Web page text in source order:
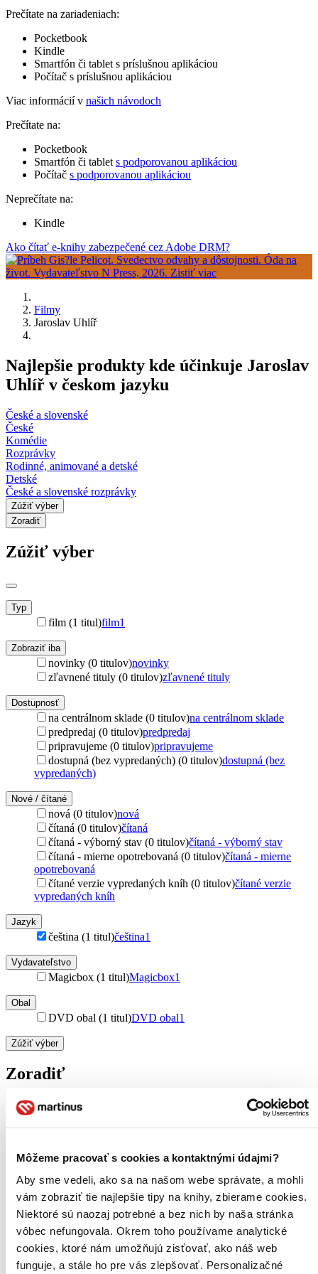
Môžeme pracovať s cookies a kontaktnými údajmi?
Aby sme vedeli, ako sa na našom webe správate, a mohli
vám zobraziť tie najlepšie tipy na knihy, zbierame cookies.
Niektoré sú naozaj potrebné a bez nich by naša stránka
vôbec nefungovala. Okrem toho používame analytické
cookies, ktoré nám umožňujú zisťovať, ako náš web
funguje, a stále ho pre vás zlepšovať. Personalizačné
Prečítate na zariadeniach:
Pocketbook
Kindle
Smartfón či tablet s príslušnou aplikáciou
Počítač s príslušnou aplikáciou
Viac informácií v našich návodoch
Prečítate na:
Pocketbook
Smartfón či tablet s podporovanou aplikáciou
Počítač s podporovanou aplikáciou
Neprečítate na:
Kindle
Ako čítať e-knihy zabezpečené cez Adobe DRM?
Filmy
Jaroslav Uhlíř
Najlepšie produkty kde účinkuje Jaroslav
Uhlíř v českom jazyku
České a slovenské
České
Komédie
Rozprávky
Rodinné, animované a detské
Detské
České a slovenské rozprávky
Zúžiť výber
Zoradiť
Zúžiť výber
Typ
film (1 titul)film1
Zobraziť iba
novinky (0 titulov)novinky
zľavnené tituly (0 titulov)zľavnené tituly
Dostupnosť
na centrálnom sklade (0 titulov)na centrálnom sklade
predpredaj (0 titulov)predpredaj
pripravujeme (0 titulov)pripravujeme
dostupná (bez vypredaných) (0 titulov)dostupná (bez
vypredaných)
Nové / čítané
nová (0 titulov)nová
čítaná (0 titulov)čítaná
čítaná - výborný stav (0 titulov)čítaná - výborný stav
čítaná - mierne opotrebovaná (0 titulov)čítaná - mierne
opotrebovaná
čítané verzie vypredaných kníh (0 titulov)čítané verzie
vypredaných kníh
Jazyk
čeština (1 titul)čeština1
Vydavateľstvo
Magicbox (1 titul)Magicbox1
Obal
DVD obal (1 titul)DVD obal1
Zúžiť výber
Zoradiť
Top hodnotené
Novinky
Najdrahšie
Najlacnejšie
Najvyššia zľava
Použité filtre
Zrušiť filtre
V českom jazyku